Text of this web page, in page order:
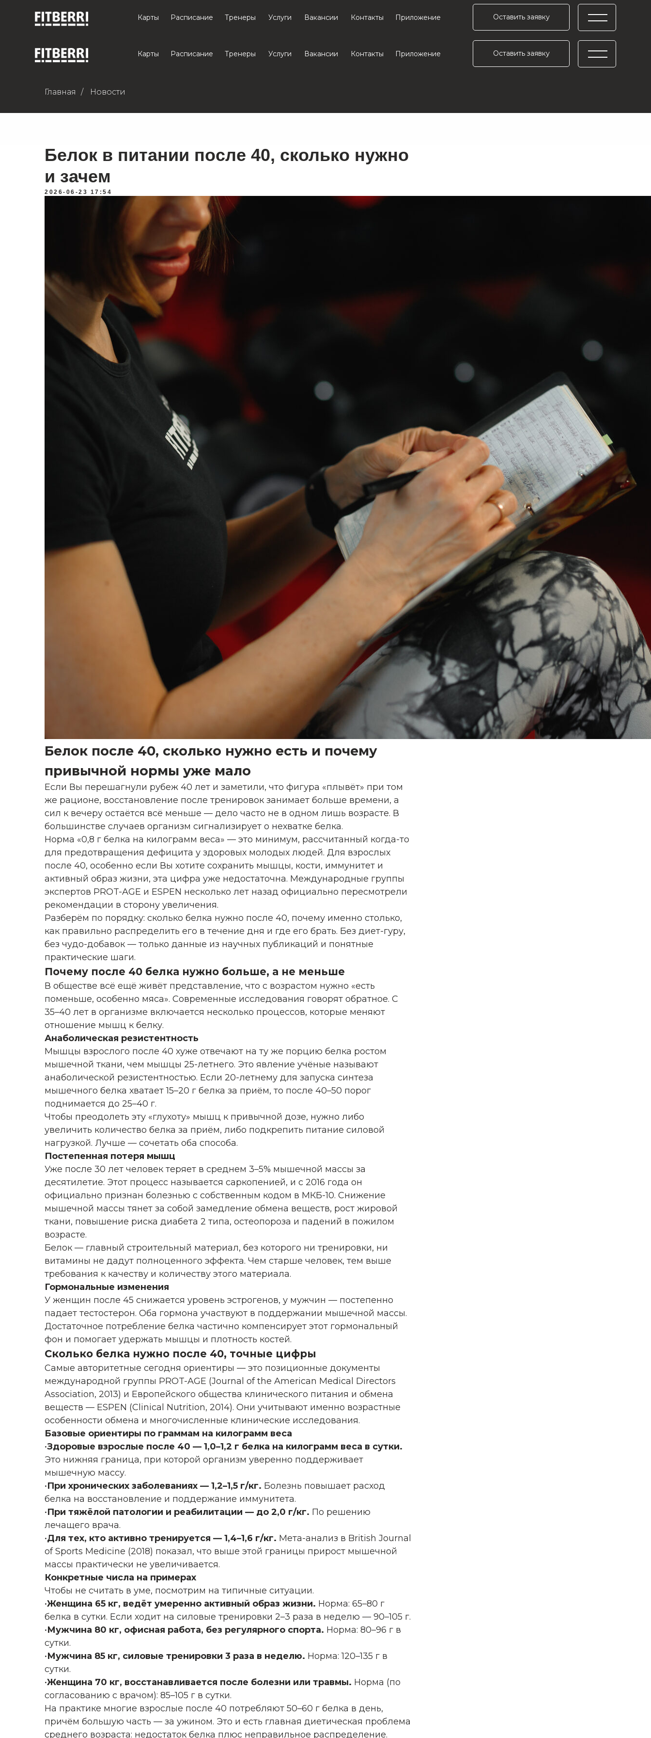
Карты Расписание Тренеры Вакансии
Услуги Контакты Приложение Оставить заявку
Карты Расписание Тренеры Вакансии
Услуги Контакты Приложение Оставить заявку
Главная / Новости
Белок в питании после 40, сколько нужно
и зачем
2026-06-23 17:54
Белок после 40, сколько нужно есть и почему
привычной нормы уже мало
Если Вы перешагнули рубеж 40 лет и заметили, что фигура «плывёт» при том
же рационе, восстановление после тренировок занимает больше времени, а
сил к вечеру остаётся всё меньше — дело часто не в одном лишь возрасте. В
большинстве случаев организм сигнализирует о нехватке белка.
Норма «0,8 г белка на килограмм веса» — это минимум, рассчитанный когда-то
для предотвращения дефицита у здоровых молодых людей. Для взрослых
после 40, особенно если Вы хотите сохранить мышцы, кости, иммунитет и
активный образ жизни, эта цифра уже недостаточна. Международные группы
экспертов PROT-AGE и ESPEN несколько лет назад официально пересмотрели
рекомендации в сторону увеличения.
Разберём по порядку: сколько белка нужно после 40, почему именно столько,
как правильно распределить его в течение дня и где его брать. Без диет-гуру,
без чудо-добавок — только данные из научных публикаций и понятные
практические шаги.
Почему после 40 белка нужно больше, а не меньше
В обществе всё ещё живёт представление, что с возрастом нужно «есть
поменьше, особенно мяса». Современные исследования говорят обратное. С
35–40 лет в организме включается несколько процессов, которые меняют
отношение мышц к белку.
Анаболическая резистентность
Мышцы взрослого после 40 хуже отвечают на ту же порцию белка ростом
мышечной ткани, чем мышцы 25-летнего. Это явление учёные называют
анаболической резистентностью. Если 20-летнему для запуска синтеза
мышечного белка хватает 15–20 г белка за приём, то после 40–50 порог
поднимается до 25–40 г.
Чтобы преодолеть эту «глухоту» мышц к привычной дозе, нужно либо
увеличить количество белка за приём, либо подкрепить питание силовой
нагрузкой. Лучше — сочетать оба способа.
Постепенная потеря мышц
Уже после 30 лет человек теряет в среднем 3–5% мышечной массы за
десятилетие. Этот процесс называется саркопенией, и с 2016 года он
официально признан болезнью с собственным кодом в МКБ-10. Снижение
мышечной массы тянет за собой замедление обмена веществ, рост жировой
ткани, повышение риска диабета 2 типа, остеопороза и падений в пожилом
возрасте.
Белок — главный строительный материал, без которого ни тренировки, ни
витамины не дадут полноценного эффекта. Чем старше человек, тем выше
требования к качеству и количеству этого материала.
Гормональные изменения
У женщин после 45 снижается уровень эстрогенов, у мужчин — постепенно
падает тестостерон. Оба гормона участвуют в поддержании мышечной массы.
Достаточное потребление белка частично компенсирует этот гормональный
фон и помогает удержать мышцы и плотность костей.
Сколько белка нужно после 40, точные цифры
Самые авторитетные сегодня ориентиры — это позиционные документы
международной группы PROT-AGE (Journal of the American Medical Directors
Association, 2013) и Европейского общества клинического питания и обмена
веществ — ESPEN (Clinical Nutrition, 2014). Они учитывают именно возрастные
особенности обмена и многочисленные клинические исследования.
Базовые ориентиры по граммам на килограмм веса
•Здоровые взрослые после 40 — 1,0–1,2 г белка на килограмм веса в сутки.
Это нижняя граница, при которой организм уверенно поддерживает
мышечную массу.
•При хронических заболеваниях — 1,2–1,5 г/кг. Болезнь повышает расход
белка на восстановление и поддержание иммунитета.
•При тяжёлой патологии и реабилитации — до 2,0 г/кг. По решению
лечащего врача.
•Для тех, кто активно тренируется — 1,4–1,6 г/кг. Мета-анализ в British Journal
of Sports Medicine (2018) показал, что выше этой границы прирост мышечной
массы практически не увеличивается.
Конкретные числа на примерах
Чтобы не считать в уме, посмотрим на типичные ситуации.
•Женщина 65 кг, ведёт умеренно активный образ жизни. Норма: 65–80 г
белка в сутки. Если ходит на силовые тренировки 2–3 раза в неделю — 90–105 г.
•Мужчина 80 кг, офисная работа, без регулярного спорта. Норма: 80–96 г в
сутки.
•Мужчина 85 кг, силовые тренировки 3 раза в неделю. Норма: 120–135 г в
сутки.
•Женщина 70 кг, восстанавливается после болезни или травмы. Норма (по
согласованию с врачом): 85–105 г в сутки.
На практике многие взрослые после 40 потребляют 50–60 г белка в день,
причём большую часть — за ужином. Это и есть главная диетическая проблема
среднего возраста: недостаток белка плюс неправильное распределение.